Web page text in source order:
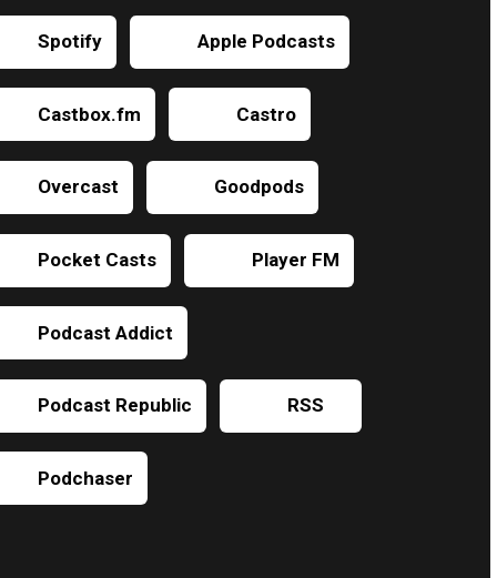
Spotify Apple Podcasts
Castbox.fm Castro
Overcast Goodpods
Pocket Casts Player FM
Podcast Addict
Podcast Republic RSS
Podchaser